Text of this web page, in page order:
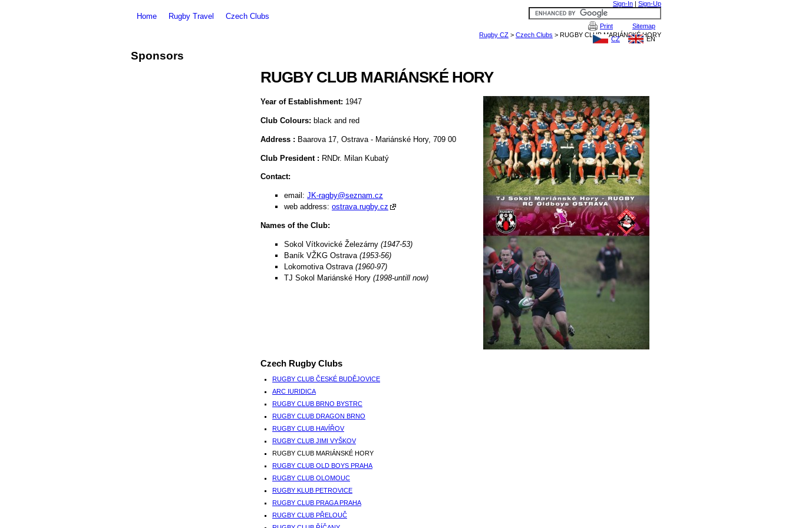
Home Rugby Travel Czech Clubs
Sign-In | Sign-Up
Print
Sitemap
CZ
EN
RUGBY CLUB MARIÁNSKÉ HORY
Year of Establishment: 1947
Club Colours: black and red
Address : Baarova 17, Ostrava - Mariánské Hory, 709 00
Club President : RNDr. Milan Kubatý
Contact:
email: JK-ragby@seznam.cz
web address: ostrava.rugby.cz
Names of the Club:
Sokol Vítkovické Železárny (1947-53)
Baník VŽKG Ostrava (1953-56)
Lokomotiva Ostrava (1960-97)
TJ Sokol Mariánské Hory (1998-untill now)
Czech Rugby Clubs
RUGBY CLUB ČESKÉ BUDĚJOVICE
ARC IURIDICA
RUGBY CLUB BRNO BYSTRC
RUGBY CLUB DRAGON BRNO
RUGBY CLUB HAVÍŘOV
RUGBY CLUB JIMI VYŠKOV
RUGBY CLUB MARIÁNSKÉ HORY
RUGBY CLUB OLD BOYS PRAHA
RUGBY CLUB OLOMOUC
RUGBY KLUB PETROVICE
RUGBY CLUB PRAGA PRAHA
RUGBY CLUB PŘELOUČ
Sponsors